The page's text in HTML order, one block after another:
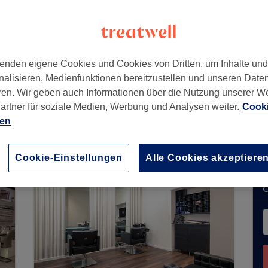
über Treatwell entgegen. Nutzen
Nähe zu finden. Dort warten viele
eigene Cookies und Cookies von Dritten, um Inhalte
Medienfunktionen bereitzustellen und unseren
Wir geben auch Informationen über die Nutzung unserer
für soziale Medien, Werbung und Analysen weiter.
Cookie-Einstellungen Alle Cookies akzeptieren